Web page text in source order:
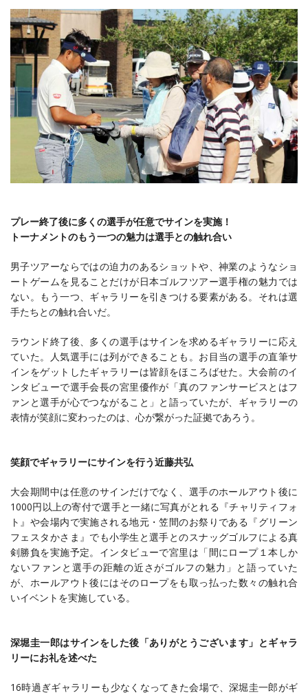
プレー終了後に多くの選手が任意でサインを実施！
トーナメントのもう一つの魅力は選手との触れ合い
男子ツアーならではの迫力のあるショットや、神業のようなショ
ートゲームを見ることだけが日本ゴルフツアー選手権の魅力では
ない。もう一つ、ギャラリーを引きつける要素がある。それは選
手たちとの触れ合いだ。
ラウンド終了後、多くの選手はサインを求めるギャラリーに応え
ていた。人気選手には列ができることも。お目当の選手の直筆サ
インをゲットしたギャラリーは皆顔をほころばせた。大会前のイ
ンタビューで選手会長の宮里優作が「真のファンサービスとはフ
ァンと選手が心でつながること」と語っていたが、ギャラリーの
表情が笑顔に変わったのは、心が繋がった証拠であろう。
笑顔でギャラリーにサインを行う近藤共弘
大会期間中は任意のサインだけでなく、選手のホールアウト後に
1000円以上の寄付で選手と一緒に写真がとれる『チャリティフォ
ト』や会場内で実施される地元・笠間のお祭りである『グリーン
フェスタかさま』でも小学生と選手とのスナッグゴルフによる真
剣勝負を実施予定。インタビューで宮里は「間にロープ１本しか
ないファンと選手の距離の近さがゴルフの魅力」と語っていた
が、ホールアウト後にはそのロープをも取っ払った数々の触れ合
いイベントを実施している。
深堀圭一郎はサインをした後「ありがとうございます」とギャラ
リーにお礼を述べた
16時過ぎギャラリーも少なくなってきた会場で、深堀圭一郎がギ